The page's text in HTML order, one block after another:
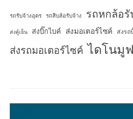
รถรับจ้างอุดร รถสิบล้อรับจ้าง รถหกล้อรั
ส่งตู้เย็น ส่งบิ๊กไบค์ ส่งมอเตอร์ไซค์ ส่งรถ
ส่งรถมอเตอร์ไซค์ ไดโนมูฟ